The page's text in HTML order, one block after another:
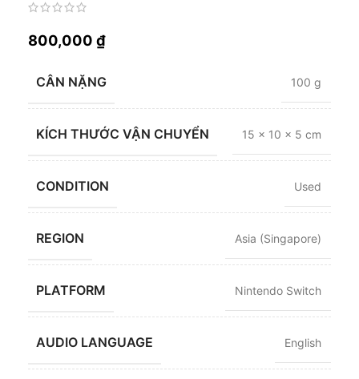
800,000 ₫
CÂN NẶNG 100 g
KÍCH THƯỚC VẬN CHUYỂN 15 × 10 × 5 cm
CONDITION Used
REGION Asia (Singapore)
PLATFORM Nintendo Switch
AUDIO LANGUAGE English